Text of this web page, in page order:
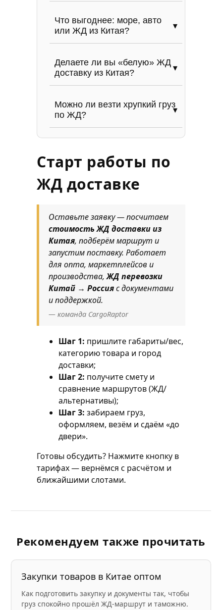
Что выгоднее: море, авто
или ЖД из Китая?
Делаете ли вы «белую» ЖД
доставку из Китая?
Можно ли везти хрупкий груз
по ЖД?
Старт работы по
ЖД доставке
Оставьте заявку — посчитаем
стоимость ЖД доставки из
Китая, подберём маршрут и
запустим поставку. Работает
для опта, маркетплейсов и
производства,ЖД перевозки
Китай → Россияс документами
и поддержкой.
— команда CargoRaptor
Шаг 1: пришлите габариты/вес,
категорию товара и город
доставки;
Шаг 2: получите смету и
сравнение маршрутов (ЖД/
альтернативы);
Шаг 3: забираем груз,
оформляем, везём и сдаём «до
двери».
Готовы обсудить? Нажмите кнопку в
тарифах — вернёмся с расчётом и
ближайшими слотами.
Рекомендуем также прочитать
Закупки товаров в Китае оптом
Как подготовить закупку и документы так, чтобы
груз спокойно прошёл ЖД-маршрут и таможню.